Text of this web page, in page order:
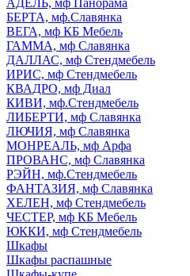
АДЕЛЬ, мф Панорама
БЕРТА, мф.Славянка
ВЕГА, мф КБ Мебель
ГАММА, мф Славянка
ДАЛЛАС, мф Стендмебель
ИРИС, мф Стендмебель
КВАДРО, мф Диал
КИВИ, мф.Стендмебель
ЛИБЕРТИ, мф Славянка
ЛЮЧИЯ, мф Славянка
МОНРЕАЛЬ, мф Арфа
ПРОВАНС, мф Славянка
РЭЙН, мф.Стендмебель
ФАНТАЗИЯ, мф Славянка
ХЕЛЕН, мф Стендмебель
ЧЕСТЕР, мф КБ Мебель
ЮККИ, мф Стендмебель
Шкафы
Шкафы распашные